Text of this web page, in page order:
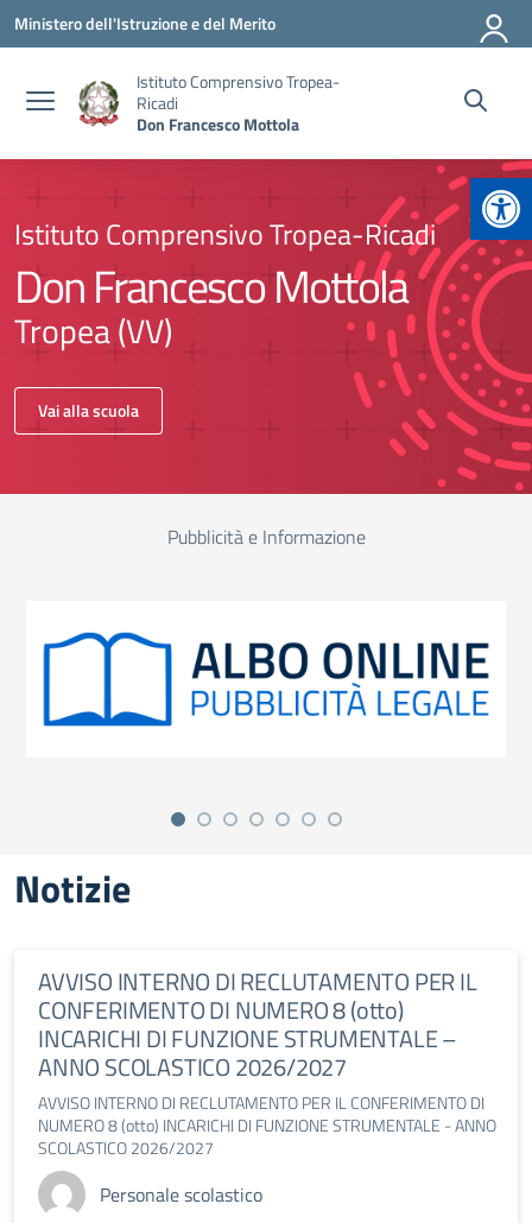
Vai ai contenuti
Vai al menu di navigazione
Vai al footer
Ministero dell'Istruzione e del Merito
Istituto Comprensivo Tropea-
Ricadi
Don Francesco Mottola
Istituto Comprensivo Tropea-Ricadi
Don Francesco Mottola
Tropea (VV)
Vai alla scuola
Pubblicità e Informazione
Notizie
AVVISO INTERNO DI RECLUTAMENTO PER IL
CONFERIMENTO DI NUMERO 8 (otto)
INCARICHI DI FUNZIONE STRUMENTALE –
ANNO SCOLASTICO 2026/2027
AVVISO INTERNO DI RECLUTAMENTO PER IL CONFERIMENTO DI
NUMERO 8 (otto) INCARICHI DI FUNZIONE STRUMENTALE - ANNO
SCOLASTICO 2026/2027
Personale scolastico